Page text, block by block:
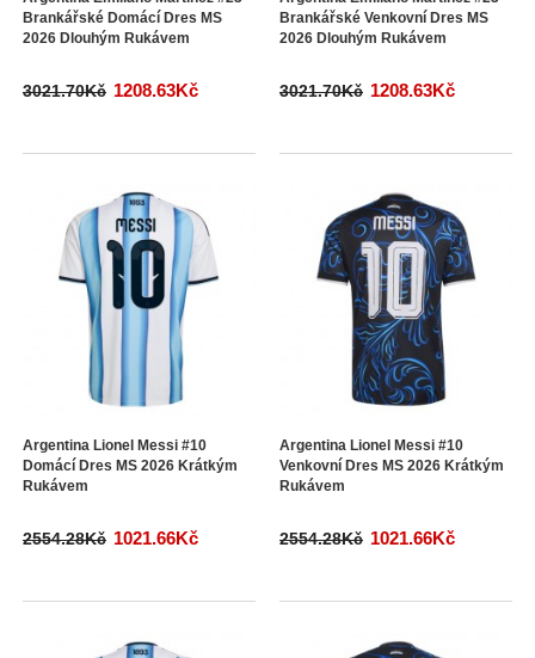
Brankářské Domácí Dres MS
2026 Dlouhým Rukávem
3021.70Kč 1208.63Kč
Brankářské Venkovní Dres MS
2026 Dlouhým Rukávem
3021.70Kč 1208.63Kč
Argentina Lionel Messi #10
Domácí Dres MS 2026 Krátkým
Rukávem
2554.28Kč 1021.66Kč
Argentina Lionel Messi #10
Venkovní Dres MS 2026 Krátkým
Rukávem
2554.28Kč 1021.66Kč